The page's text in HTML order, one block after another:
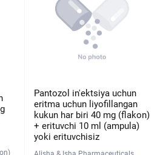
Pantozol in'ektsiya uchun
eritma uchun liyofillangan
kukun har biri 40 mg (flakon)
+ erituvchi 10 ml (ampula)
yoki erituvchisiz